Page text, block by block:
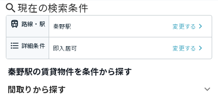
現在の検索条件
路線・駅 秦野駅 変更する
詳細条件 即入居可 変更する
秦野駅の賃貸物件を条件から探す
間取りから探す